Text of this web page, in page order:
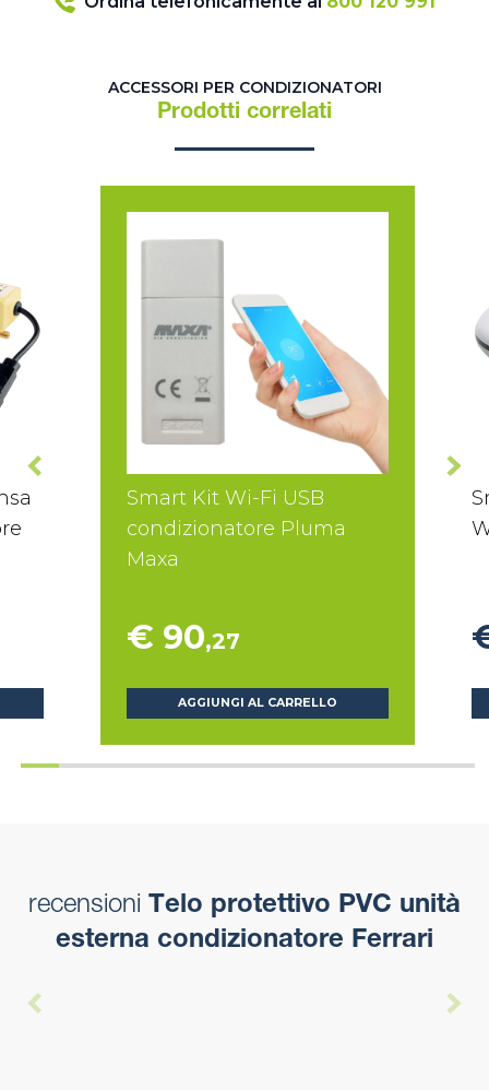
ACCESSORI PER CONDIZIONATORI
Prodotti correlati
Smart Kit Wi-Fi USB
condizionatore Pluma
Maxa
€ 90,27
AGGIUNGI AL CARRELLO
recensioni Telo protettivo PVC unità
esterna condizionatore Ferrari